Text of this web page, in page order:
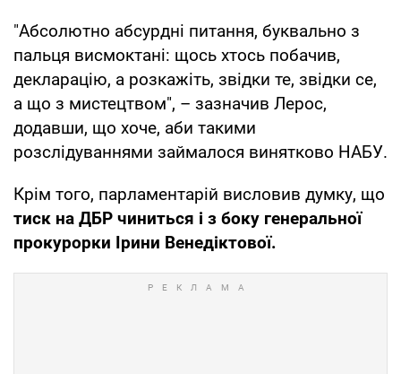
"Абсолютно абсурдні питання, буквально з
пальця висмоктані: щось хтось побачив,
декларацію, а розкажіть, звідки те, звідки се,
а що з мистецтвом", – зазначив Лерос,
додавши, що хоче, аби такими
розслідуваннями займалося винятково НАБУ.
Крім того, парламентарій висловив думку, що
тиск на ДБР чиниться і з боку генеральної
прокурорки Ірини Венедіктової.